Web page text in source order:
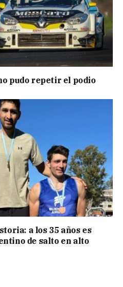
pudo repetir el podio
a los 35 años es
de salto en alto